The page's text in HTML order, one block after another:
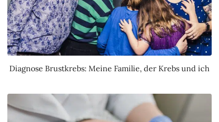
Diagnose Brustkrebs: Meine Familie, der Krebs und ich